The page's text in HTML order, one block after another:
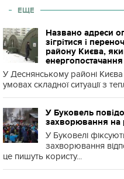
ЕЩЕ
Названо адреси
зігрітися і
району Києва,
енергопостачання
У Деснянському районі
умовах складної ситуації з
У Буковель
захворювання на
У Буковелі
захворювання
це пишуть користу...